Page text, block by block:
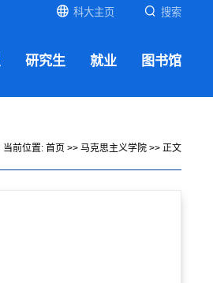
科大主页 搜索
研究生 就业 图书馆
当前位置: 首页 >> 马克思主义学院>> 正文